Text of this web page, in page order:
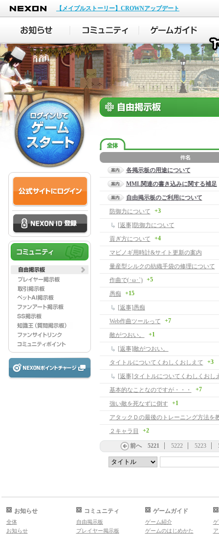
NEXON
【メイプルストーリー】CROWNアップデート
各掲示板の用途について
MML関連の書き込みに関する補足
自由掲示板のご利用について
防御力について
+3
[返事]防御力について
貢ぎ方について
+4
マビノギ用時計&サイト更新の案内
量産型シルクの紡織手袋の修理について
作曲で(･ω･`) +5
愚痴 +15
[返事]愚痴
Web作曲ツールって
+7
敵がつおい。 +1
[返事]敵がつおい。
タイトルについてくわしくおしえて
+3
[返事]タイトルについてくわしくおし
基本的なことなのですが・・・
+7
強い敵を死なずに倒す +1
アタックＤの最後のトレーニング方法を
２キャラ目
+2
前へ 5221 5222 5223
お知らせ
全体
お知らせ
コミュニティ
自由掲示板
プレイヤー掲示板
ゲームガイド
ゲーム紹介
ゲームのはじめかた